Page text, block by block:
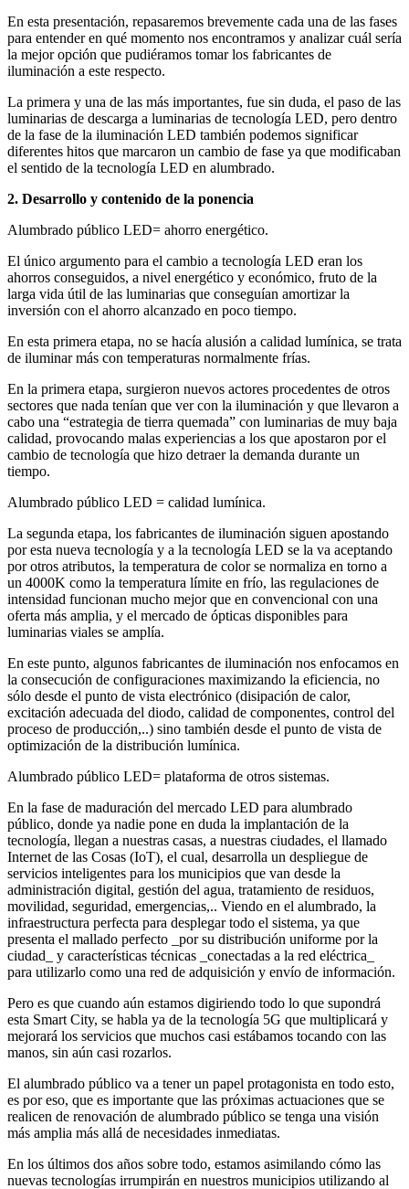
En esta presentación, repasaremos brevemente cada una de las fases
para entender en qué momento nos encontramos y analizar cuál sería
la mejor opción que pudiéramos tomar los fabricantes de
iluminación a este respecto.
La primera y una de las más importantes, fue sin duda, el paso de las
luminarias de descarga a luminarias de tecnología LED, pero dentro
de la fase de la iluminación LED también podemos significar
diferentes hitos que marcaron un cambio de fase ya que modificaban
el sentido de la tecnología LED en alumbrado.
2. Desarrollo y contenido de la ponencia
Alumbrado público LED= ahorro energético.
El único argumento para el cambio a tecnología LED eran los
ahorros conseguidos, a nivel energético y económico, fruto de la
larga vida útil de las luminarias que conseguían amortizar la
inversión con el ahorro alcanzado en poco tiempo.
En esta primera etapa, no se hacía alusión a calidad lumínica, se trata
de iluminar más con temperaturas normalmente frías.
En la primera etapa, surgieron nuevos actores procedentes de otros
sectores que nada tenían que ver con la iluminación y que llevaron a
cabo una “estrategia de tierra quemada” con luminarias de muy baja
calidad, provocando malas experiencias a los que apostaron por el
cambio de tecnología que hizo detraer la demanda durante un
tiempo.
Alumbrado público LED = calidad lumínica.
La segunda etapa, los fabricantes de iluminación siguen apostando
por esta nueva tecnología y a la tecnología LED se la va aceptando
por otros atributos, la temperatura de color se normaliza en torno a
un 4000K como la temperatura límite en frío, las regulaciones de
intensidad funcionan mucho mejor que en convencional con una
oferta más amplia, y el mercado de ópticas disponibles para
luminarias viales se amplía.
En este punto, algunos fabricantes de iluminación nos enfocamos en
la consecución de configuraciones maximizando la eficiencia, no
sólo desde el punto de vista electrónico (disipación de calor,
excitación adecuada del diodo, calidad de componentes, control del
proceso de producción,..) sino también desde el punto de vista de
optimización de la distribución lumínica.
Alumbrado público LED= plataforma de otros sistemas.
En la fase de maduración del mercado LED para alumbrado
público, donde ya nadie pone en duda la implantación de la
tecnología, llegan a nuestras casas, a nuestras ciudades, el llamado
Internet de las Cosas (IoT), el cual, desarrolla un despliegue de
servicios inteligentes para los municipios que van desde la
administración digital, gestión del agua, tratamiento de residuos,
movilidad, seguridad, emergencias,.. Viendo en el alumbrado, la
infraestructura perfecta para desplegar todo el sistema, ya que
presenta el mallado perfecto _por su distribución uniforme por la
ciudad_ y características técnicas _conectadas a la red eléctrica_
para utilizarlo como una red de adquisición y envío de información.
Pero es que cuando aún estamos digiriendo todo lo que supondrá
esta Smart City, se habla ya de la tecnología 5G que multiplicará y
mejorará los servicios que muchos casi estábamos tocando con las
manos, sin aún casi rozarlos.
El alumbrado público va a tener un papel protagonista en todo esto,
es por eso, que es importante que las próximas actuaciones que se
realicen de renovación de alumbrado público se tenga una visión
más amplia más allá de necesidades inmediatas.
En los últimos dos años sobre todo, estamos asimilando cómo las
nuevas tecnologías irrumpirán en nuestros municipios utilizando al